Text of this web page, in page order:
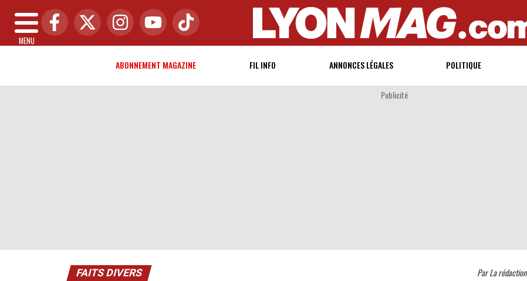
MENU
ABONNEMENT MAGAZINE FIL INFO ANNONCES LÉGALES POLITIQUE
Publicité
FAITS DIVERS ParLa rédaction